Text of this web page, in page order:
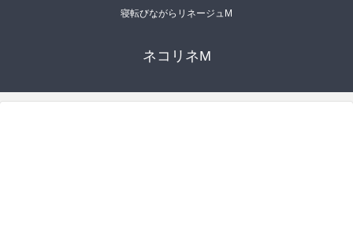
寝転びながらリネージュM
ネコリネM